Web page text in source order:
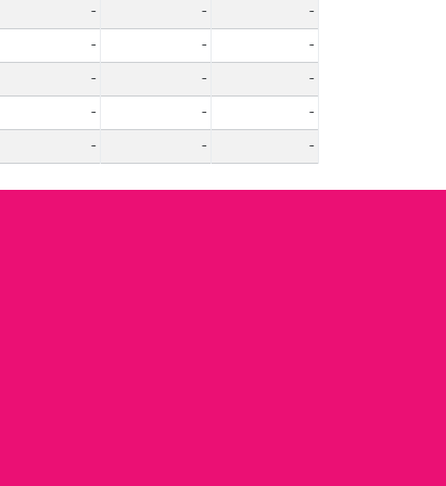
- -
-
- -
-
- -
-
- -
-
- - -